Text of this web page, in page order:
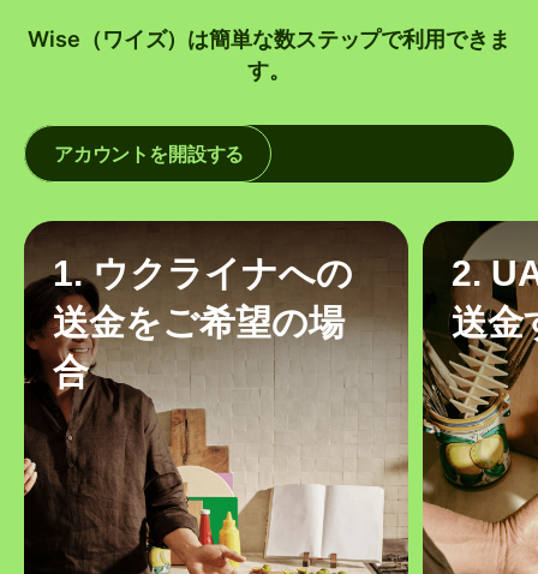
Wise（ワイズ）は簡単な数ステップで利用できま
す。
アカウントを開設する
1. ウクライナへの
送金をご希望の場
合
2.
送金